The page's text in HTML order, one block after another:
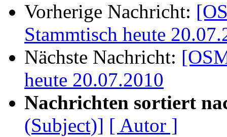
Vorherige Nachricht:
Stammtisch heute
Nächste Nachricht:
heute 20.07.2010
Nachrichten sortiert
(Subject)] [ Autor ]